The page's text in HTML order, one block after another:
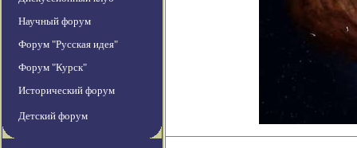
Научный форум
Форум "Русская идея"
Форум "Курск"
Исторический форум
Детский форум